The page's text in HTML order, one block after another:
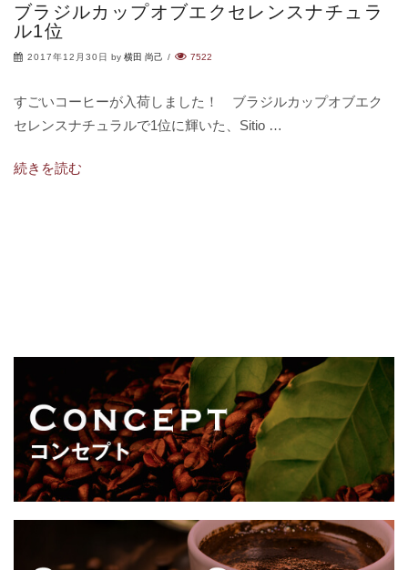
ブラジルカップオブエクセレンスナチュラ
ル1位
2017年12月30日 by 横田 尚己 / 7522
すごいコーヒーが入荷しました！ ブラジルカップオブエク
セレンスナチュラルで1位に輝いた、Sitio …
続きを読む